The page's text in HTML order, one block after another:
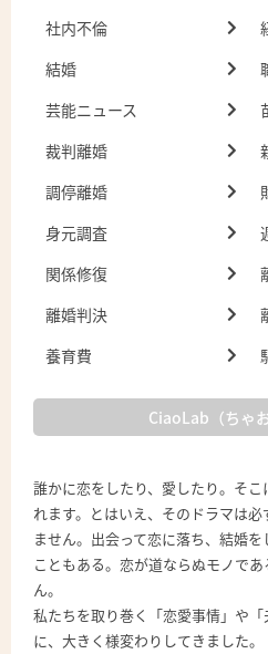
社内不倫
結婚
芸能ニュース
裁判離婚
調停離婚
身元調査
関係修復
離婚判決
養育費
CiaoLab（ちゃ
誰かに恋をしたり、愛したり。そ
れます。とはいえ、そのドラマは
ません。出会って恋に落ち、結婚
こともある。恋が道ならぬモノで
ん。
私たちを取り巻く「恋愛事情」や
に、大きく様変わりしてきました。